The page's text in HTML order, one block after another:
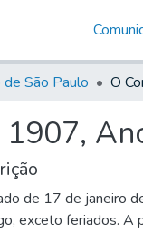
de São Paulo
de 17 de janeiro
exceto feriados. A